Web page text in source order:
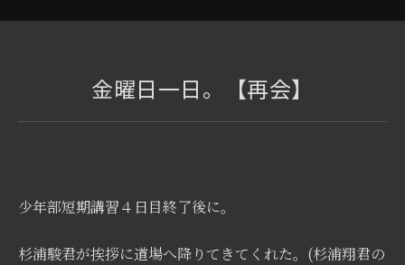
ツ
金曜日一日。【再会】
少年部短期講習４日目終了後に。
杉浦駿君が挨拶に道場へ降りてきてくれた。(杉浦翔君の